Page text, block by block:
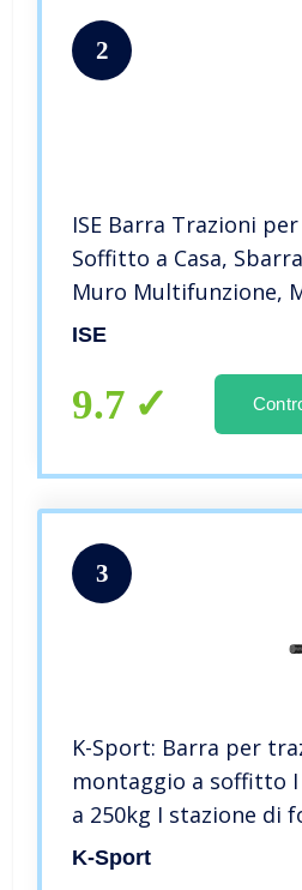
2
ISE Barra Trazioni
Soffitto a Casa,
Muro Multifunzione,
Up Chin Up Bar per
incl, SY-165
ISE
9.7
3
K-Sport: Barra per
montaggio a soffitto
a 250kg I stazione di
pull up e 3 maniglie I
K-Sport